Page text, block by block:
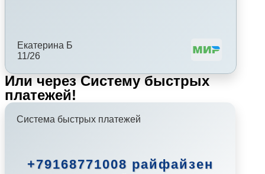
Екатерина Б
11/26
Или через Систему быстрых
платежей!
Система быстрых платежей
+79168771008 райфайзен